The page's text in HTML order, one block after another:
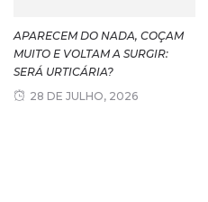
APARECEM DO NADA, COÇAM
MUITO E VOLTAM A SURGIR:
SERÁ URTICÁRIA?
28 DE JULHO, 2026